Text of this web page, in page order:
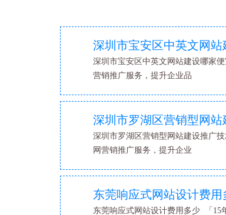
深圳市宝安区中英文网站
深圳市宝安区中英文网站建设哪家
营销推广服务，提升企业品
深圳市罗湖区营销型网
深圳市罗湖区营销型网站建设推广
网营销推广服务，提升企业
东莞响应式网站设计费用
东莞响应式网站设计费用多少 「15